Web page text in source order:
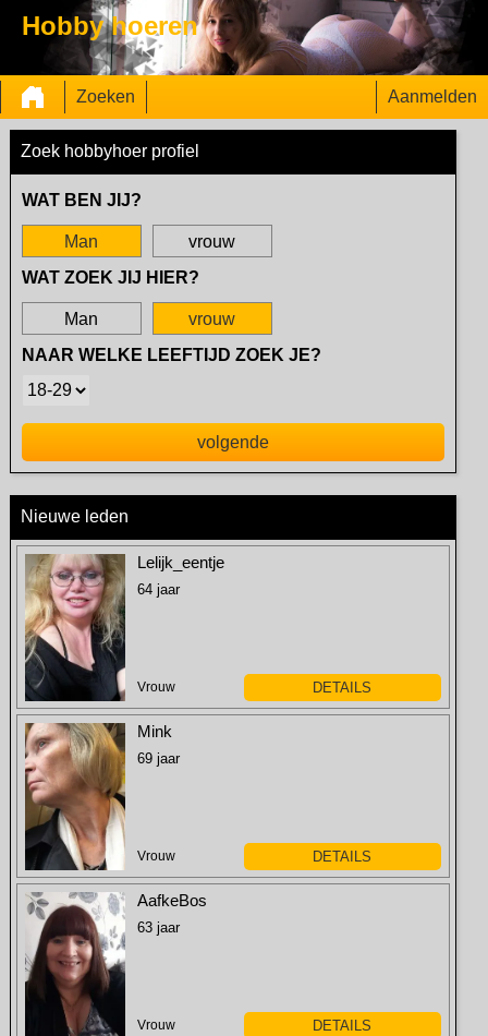
Hobby hoeren
Zoeken Aanmelden
Zoek hobbyhoer profiel
WAT BEN JIJ?
Man
vrouw
WAT ZOEK JIJ HIER?
Man
vrouw
NAAR WELKE LEEFTIJD ZOEK JE?
volgende
Nieuwe leden
Lelijk_eentje
64 jaar
Vrouw DETAILS
Mink
69 jaar
Vrouw DETAILS
AafkeBos
63 jaar
Vrouw DETAILS